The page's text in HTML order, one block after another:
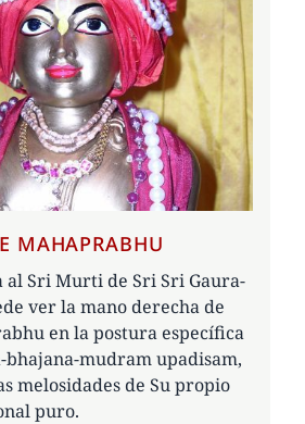
MAHAPRABHU
al Sri Murti de Sri Sri Gaura-
ver la mano derecha de
en la postura específica
mudram upadisam,
melosidades de Su propio
puro.